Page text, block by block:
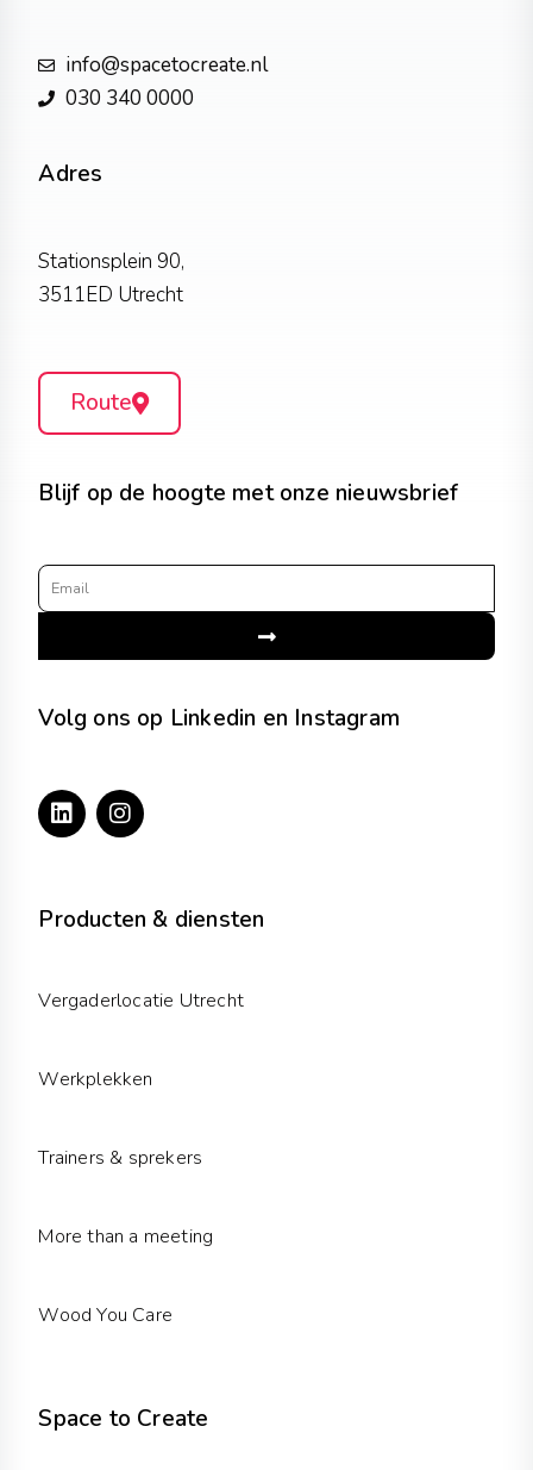
info@spacetocreate.nl
030 340 0000
Adres
Stationsplein 90,
3511ED Utrecht
Route
Producten & diensten
Vergaderlocatie Utrecht
Werkplekken
Trainers & sprekers
More than a meeting
Wood You Care
Space to Create
Blijf op de hoogte met onze nieuwsbrief
Email
Volg ons op Linkedin en Instagram
L
i
n
d
I
n
s
g
m